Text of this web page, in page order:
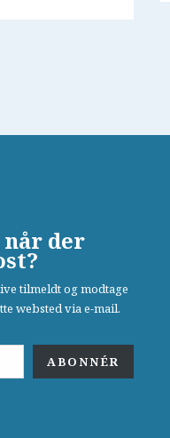
der
tilmeldt og modtage
websted via e-mail.
ABONNÉR